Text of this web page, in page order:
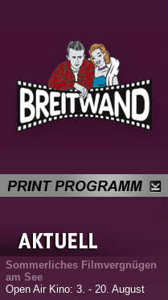
Sommerliches Filmvergnügen
am See
Open Air Kino: 3. - 20. August